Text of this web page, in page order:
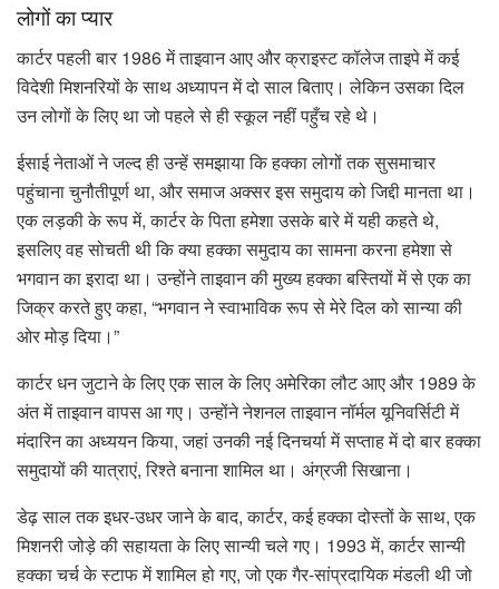
लोगों का प्यार
कार्टर पहली बार 1986 में ताइवान आए और क्राइस्ट कॉलेज ताइपे में कई
विदेशी मिशनरियों के साथ अध्यापन में दो साल बिताए। लेकिन उसका दिल
उन लोगों के लिए था जो पहले से ही स्कूल नहीं पहुँच रहे थे।
ईसाई नेताओं ने जल्द ही उन्हें समझाया कि हक्का लोगों तक सुसमाचार
पहुंचाना चुनौतीपूर्ण था, और समाज अक्सर इस समुदाय को जिद्दी मानता था।
एक लड़की के रूप में, कार्टर के पिता हमेशा उसके बारे में यही कहते थे,
इसलिए वह सोचती थी कि क्या हक्का समुदाय का सामना करना हमेशा से
भगवान का इरादा था। उन्होंने ताइवान की मुख्य हक्का बस्तियों में से एक का
जिक्र करते हुए कहा, “भगवान ने स्वाभाविक रूप से मेरे दिल को सान्या की
ओर मोड़ दिया।”
कार्टर धन जुटाने के लिए एक साल के लिए अमेरिका लौट आए और 1989 के
अंत में ताइवान वापस आ गए। उन्होंने नेशनल ताइवान नॉर्मल यूनिवर्सिटी में
मंदारिन का अध्ययन किया, जहां उनकी नई दिनचर्या में सप्ताह में दो बार हक्का
समुदायों की यात्राएं, रिश्ते बनाना शामिल था। अंग्रजी सिखाना।
डेढ़ साल तक इधर-उधर जाने के बाद, कार्टर, कई हक्का दोस्तों के साथ, एक
मिशनरी जोड़े की सहायता के लिए सान्यी चले गए। 1993 में, कार्टर सान्यी
हक्का चर्च के स्टाफ में शामिल हो गए, जो एक गैर-सांप्रदायिक मंडली थी जो